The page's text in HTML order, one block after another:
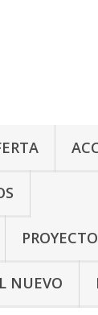
NUEVO